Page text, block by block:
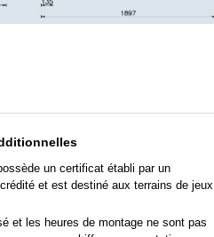
un certificat établi par un
et est destiné aux terrains de jeux
et les heures de montage ne sont pas